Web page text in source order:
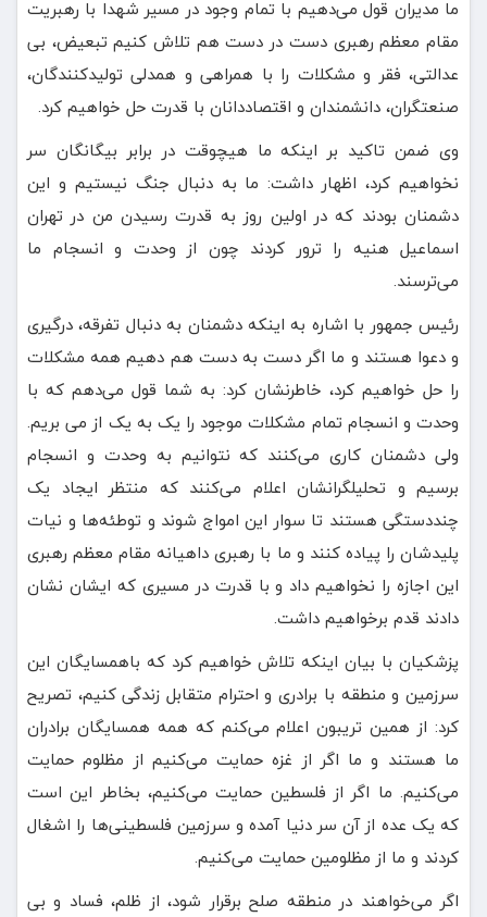
ما مدیران قول می‌دهیم با تمام وجود در مسیر شهدا با رهبریت
مقام معظم رهبری دست در دست هم تلاش کنیم تبعیض، بی
عدالتی، فقر و مشکلات را با همراهی و همدلی تولیدکنندگان،
صنعتگران، دانشمندان و اقتصاددانان با قدرت حل خواهیم کرد.
وی ضمن تاکید بر اینکه ما هیچوقت در برابر بیگانگان سر
نخواهیم کرد، اظهار داشت: ما به دنبال جنگ نیستیم و این
دشمنان بودند که در اولین روز به قدرت رسیدن من در تهران
اسماعیل هنیه را ترور کردند چون از وحدت و انسجام ما
می‌ترسند.
رئیس جمهور با اشاره به اینکه دشمنان به دنبال تفرقه، درگیری
و دعوا هستند و ما اگر دست به دست هم دهیم همه مشکلات
را حل خواهیم کرد، خاطرنشان کرد: به شما قول می‌دهم که با
وحدت و انسجام تمام مشکلات موجود را یک به یک از می بریم.
ولی دشمنان کاری می‌کنند که نتوانیم به وحدت و انسجام
برسیم و تحلیلگرانشان اعلام می‌کنند که منتظر ایجاد یک
چنددستگی هستند تا سوار این امواج شوند و توطئه‌ها و نیات
پلیدشان را پیاده کنند و ما با رهبری داهیانه مقام معظم رهبری
این اجازه را نخواهیم داد و با قدرت در مسیری که ایشان نشان
دادند قدم برخواهیم داشت.
پزشکیان با بیان اینکه تلاش خواهیم کرد که باهمسایگان این
سرزمین و منطقه با برادری و احترام متقابل زندگی کنیم، تصریح
کرد: از همین تریبون اعلام می‌کنم که همه همسایگان برادران
ما هستند و ما اگر از غزه حمایت می‌کنیم از مظلوم حمایت
می‌کنیم. ما اگر از فلسطین حمایت می‌کنیم، بخاطر این است
که یک عده از آن سر دنیا آمده و سرزمین فلسطینی‌ها را اشغال
کردند و ما از مظلومین حمایت می‌کنیم.
اگر می‌خواهند در منطقه صلح برقرار شود، از ظلم، فساد و بی